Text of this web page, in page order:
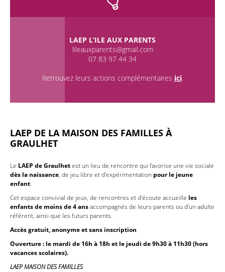
LAEP L’ILE AUX PARENTS
lileauxparents@gmail.com
07 83 97 44 34
Retrouvez leurs actions complémentaires ici.
LAEP DE LA MAISON DES FAMILLES À
GRAULHET
Le LAEP de Graulhetest un lieu de rencontre qui favorise une vie sociale
dès la naissance, de jeu libre et d’expérimentation pour le jeune
enfant.
Cet espace convivial de jeux, de rencontres et d’écoute accueille les
enfants de moins de 4 ansaccompagnés de leurs parents ou d’un adulte
référent, ainsi que les futurs parents.
Accès gratuit, anonyme et sans inscription
Ouverture : le mardi de 16h à 18h et le jeudi de 9h30 à 11h30 (hors
vacances scolaires).
LAEP MAISON DES FAMILLES